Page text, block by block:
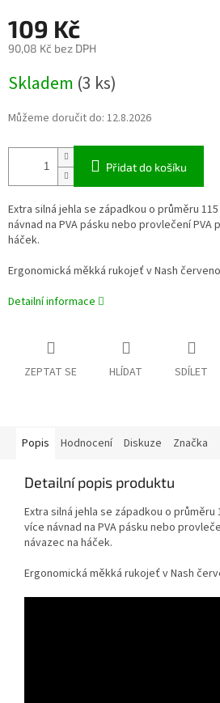
109 Kč
90,08 Kč bez DPH
cena:
Skladem (3 ks)
Můžeme doručit do: 12.8.2026
Přidat do košíku
Extra silná jehla se západkou o průměru
návnad na PVA pásku nebo provlečení PVA
háček.
Ergonomická měkká rukojeť v Nash
Detailní informace
ZEPTAT SE HLÍDAT SDÍLET
Popis Hodnocení Diskuze Značka
Detailní popis produktu
Extra silná jehla se západkou o
více návnad na PVA pásku nebo
návazec na háček.
Ergonomická měkká rukojeť v Nash